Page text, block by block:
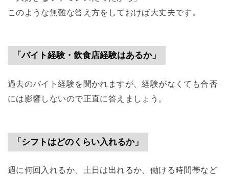
このような無難な答え方をしておけば大丈夫です。
「バイト経験・飲食店経験はあるか」
過去のバイト経験を聞かれますが、経験がなくても合否
には影響しないので正直に答えましょう。
「シフトはどのくらい入れるか」
週に何回入れるか、土日は出れるか、働ける時間帯など